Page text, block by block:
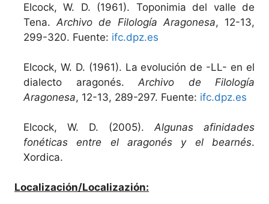
Elcock, W. D. (1961). Toponimia del valle de
Tena.Archivo de Filología Aragonesa, 12-13,
299-320. Fuente: ifc.dpz.es
Elcock, W. D. (1961). La evolución de -LL- en el
dialecto aragonés. Archivo de Filología
Aragonesa, 12-13, 289-297. Fuente: ifc.dpz.es
Elcock, W. D. (2005). Algunas afinidades
fonéticas entre el aragonés y el bearnés.
Xordica.
Localización/Localizazión: